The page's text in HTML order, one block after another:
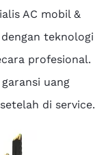
AC mobil &
teknologi
profesional.
uang
di service.